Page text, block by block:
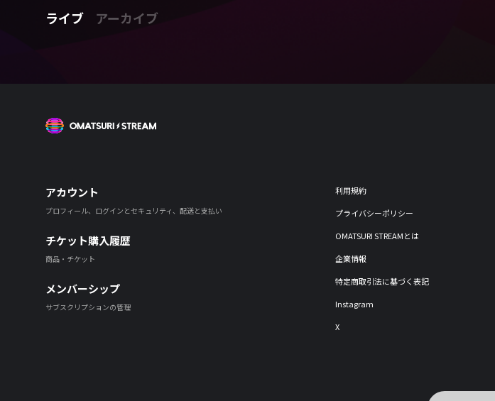
ライブ アーカイブ
アカウント
プロフィール、ログインとセキュリティ、配送と支払い
チケット購入履歴
商品・チケット
メンバーシップ
サブスクリプションの管理
利用規約
プライバシーポリシー
OMATSURI STREAMとは
企業情報
特定商取引法に基づく表記
Instagram
X